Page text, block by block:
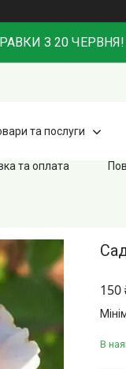
З 20 ЧЕРВНЯ!
та послуги
та оплата
150
В